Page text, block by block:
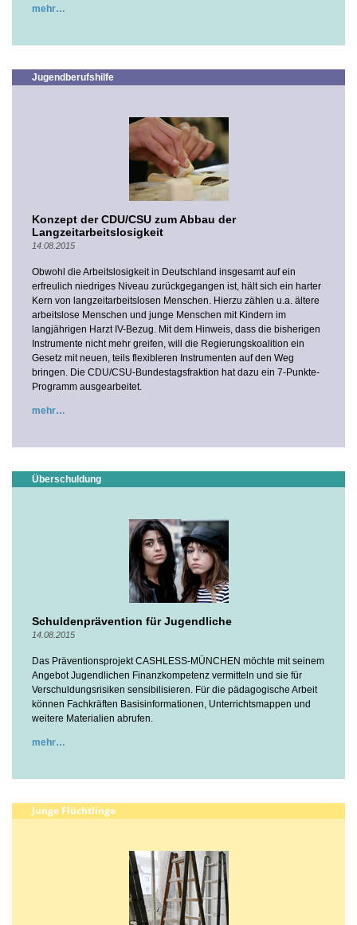
mehr
Jugendberufshilfe
Konzept der CDU/CSU zum Abbau der
Langzeitarbeitslosigkeit
14.08.2015
Obwohl die Arbeitslosigkeit in Deutschland insgesamt auf ein
erfreulich niedriges Niveau zurückgegangen ist, hält sich ein harter
Kern von langzeitarbeitslosen Menschen. Hierzu zählen u.a. ältere
arbeitslose Menschen und junge Menschen mit Kindern im
langjährigen Harzt IV-Bezug. Mit dem Hinweis, dass die bisherigen
Instrumente nicht mehr greifen, will die Regierungskoalition ein
Gesetz mit neuen, teils flexibleren Instrumenten auf den Weg
bringen. Die CDU/CSU-Bundestagsfraktion hat dazu ein 7-Punkte-
Programm ausgearbeitet.
mehr
Überschuldung
Schuldenprävention für Jugendliche
14.08.2015
Das Präventionsprojekt CASHLESS-MÜNCHEN möchte mit seinem
Angebot Jugendlichen Finanzkompetenz vermitteln und sie für
Verschuldungsrisiken sensibilisieren. Für die pädagogische Arbeit
können Fachkräften Basisinformationen, Unterrichtsmappen und
weitere Materialien abrufen.
mehr
Junge Flüchtlinge